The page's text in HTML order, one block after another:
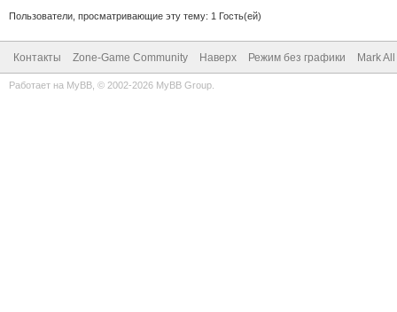
Пользователи, просматривающие эту тему: 1 Гость(ей)
Контакты Zone-Game Community Наверх Режим без графики Mark
Работает на MyBB , © 2002-2026 MyBB Group